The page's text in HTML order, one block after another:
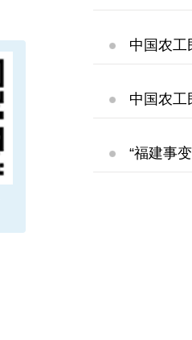
中国农工
中国农工
“福建事